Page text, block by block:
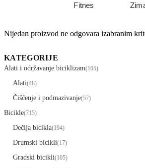
Fitnes
Nijedan proizvod ne odgovara izabranim
KATEGORIJE
Alati i održavanje biciklizam(105)
Alati(48)
Čišćenje i podmazivanje(57)
Bicikle(715)
Dečija bicikla(194)
Drumski bicikli(17)
Gradski bicikli(105)